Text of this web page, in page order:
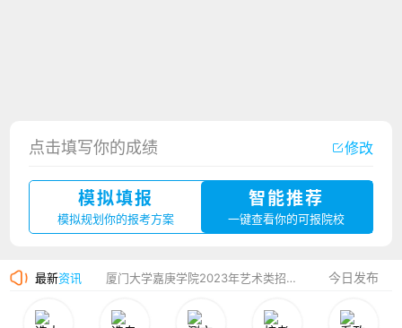
点击填写你的成绩 修改
模拟填报
模拟规划你的报考方案
智能推荐
一键查看你的可报院校
最新资讯
湛江幼儿师范专科学校2023年夏季高考招生简章
厦门大学嘉庚学院2023年艺术类招生简章 今日发布